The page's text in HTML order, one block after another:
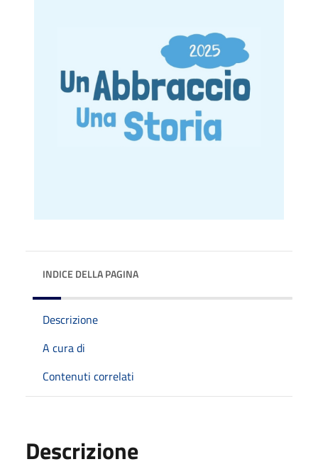
INDICE DELLA PAGINA
Descrizione
A cura di
Contenuti correlati
Descrizione